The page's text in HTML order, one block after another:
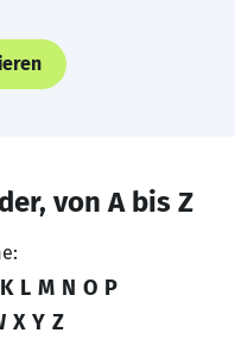
von A bis Z
K L M N O P
X Y Z